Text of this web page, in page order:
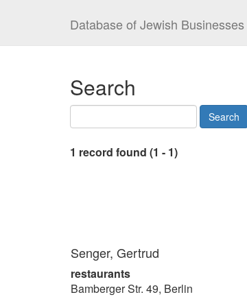
Database of Jewish
Search
1 record found (1 - 1)
Senger, Gertrud
restaurants
Bamberger Str. 49, Berlin